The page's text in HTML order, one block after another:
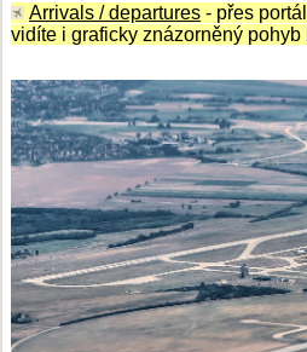
Arrivals / departures - přes portál
vidíte i graficky znázorněný pohyb